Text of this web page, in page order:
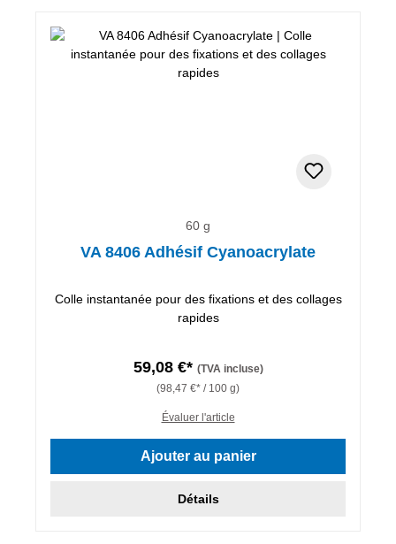
60 g
VA 8406 Adhésif Cyanoacrylate
Colle instantanée pour des fixations et des collages
rapides
59,08 €* (TVA incluse)
(98,47 €* / 100 g)
Évaluer l'article
Ajouter au panier
Détails